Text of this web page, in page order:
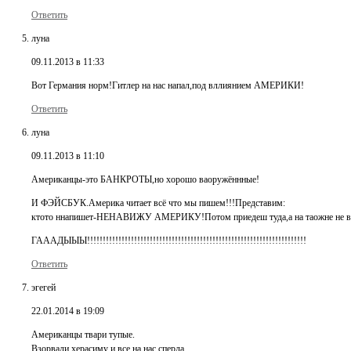
Ответить
луна
09.11.2013 в 11:33
Вот Германия норм!Гитлер на нас напал,под вллиянием АМЕРИКИ!
Ответить
луна
09.11.2013 в 11:10
Американцы-это БАНКРОТЫ,но хорошо ваоружённные!
И ФЭЙСБУК.Америка читает всё что мы пишем!!!Представим:
ктото ннапишет-НЕНАВИЖУ АМЕРИКУ!Потом приедеш туда,а на таожне не
ГАААДЫЫЫ!!!!!!!!!!!!!!!!!!!!!!!!!!!!!!!!!!!!!!!!!!!!!!!!!!!!!!!!!!!!!!!!!!!!!!
Ответить
эгегей
22.01.2014 в 19:09
Американцы твари тупые.
Взорвали херасиму и все на нас сперла